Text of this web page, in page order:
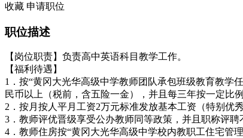
收藏 申请职位
职位描述
【岗位职责】负责高中英语科目教学工作。
【福利待遇】
1．按“黄冈大光华高级中学教师团队承包班级教育教学
民币以上（税前，含五险一金），并且每三年按一定比例
2．按月按人平月工资2万元标准发放基本工资（特别优
3．教师评优晋级享受公办教师同等政策，并且职称评聘
4．教师住房按“黄冈大光华高级中学校内教职工住宅管